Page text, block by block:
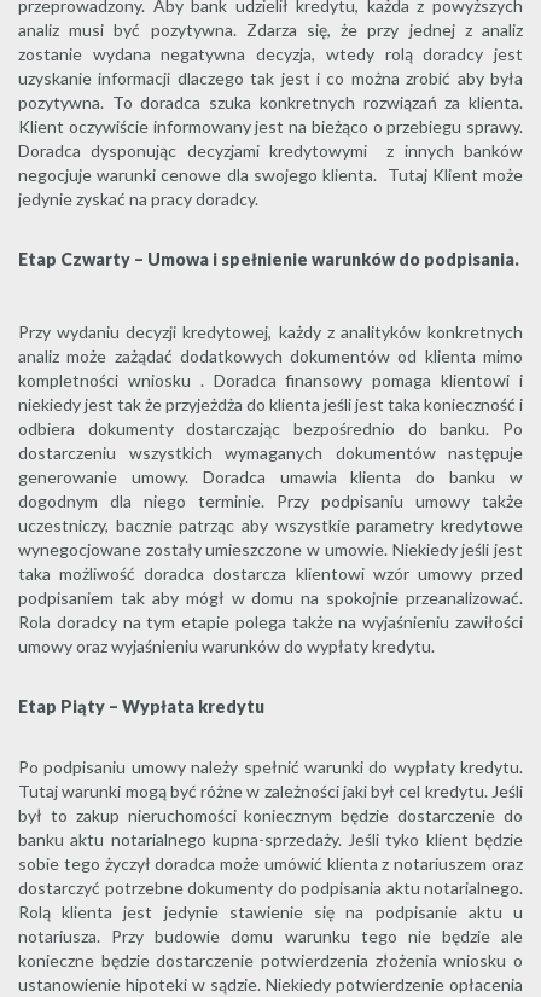
przeprowadzony. Aby bank udzielił kredytu, każda z powyższych
analiz musi być pozytywna. Zdarza się, że przy jednej z analiz
zostanie wydana negatywna decyzja, wtedy rolą doradcy jest
uzyskanie informacji dlaczego tak jest i co można zrobić aby była
pozytywna. To doradca szuka konkretnych rozwiązań za klienta.
Klient oczywiście informowany jest na bieżąco o przebiegu sprawy.
Doradca dysponując decyzjami kredytowymi z innych banków
negocjuje warunki cenowe dla swojego klienta. Tutaj Klient może
jedynie zyskać na pracy doradcy.
Etap Czwarty – Umowa i spełnienie warunków do podpisania.
Przy wydaniu decyzji kredytowej, każdy z analityków konkretnych
analiz może zażądać dodatkowych dokumentów od klienta mimo
kompletności wniosku . Doradca finansowy pomaga klientowi i
niekiedy jest tak że przyjeżdża do klienta jeśli jest taka konieczność i
odbiera dokumenty dostarczając bezpośrednio do banku. Po
dostarczeniu wszystkich wymaganych dokumentów następuje
generowanie umowy. Doradca umawia klienta do banku w
dogodnym dla niego terminie. Przy podpisaniu umowy także
uczestniczy, bacznie patrząc aby wszystkie parametry kredytowe
wynegocjowane zostały umieszczone w umowie. Niekiedy jeśli jest
taka możliwość doradca dostarcza klientowi wzór umowy przed
podpisaniem tak aby mógł w domu na spokojnie przeanalizować.
Rola doradcy na tym etapie polega także na wyjaśnieniu zawiłości
umowy oraz wyjaśnieniu warunków do wypłaty kredytu.
Etap Piąty – Wypłata kredytu
Po podpisaniu umowy należy spełnić warunki do wypłaty kredytu.
Tutaj warunki mogą być różne w zależności jaki był cel kredytu. Jeśli
był to zakup nieruchomości koniecznym będzie dostarczenie do
banku aktu notarialnego kupna-sprzedaży. Jeśli tyko klient będzie
sobie tego życzył doradca może umówić klienta z notariuszem oraz
dostarczyć potrzebne dokumenty do podpisania aktu notarialnego.
Rolą klienta jest jedynie stawienie się na podpisanie aktu u
notariusza. Przy budowie domu warunku tego nie będzie ale
konieczne będzie dostarczenie potwierdzenia złożenia wniosku o
ustanowienie hipoteki w sądzie. Niekiedy potwierdzenie opłacenia